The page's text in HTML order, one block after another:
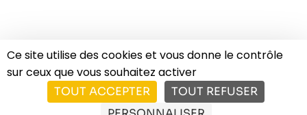
Ce site utilise des cookies et vous donne le contrôle
sur ceux que vous souhaitez activer
TOUT ACCEPTER
TOUT REFUSER